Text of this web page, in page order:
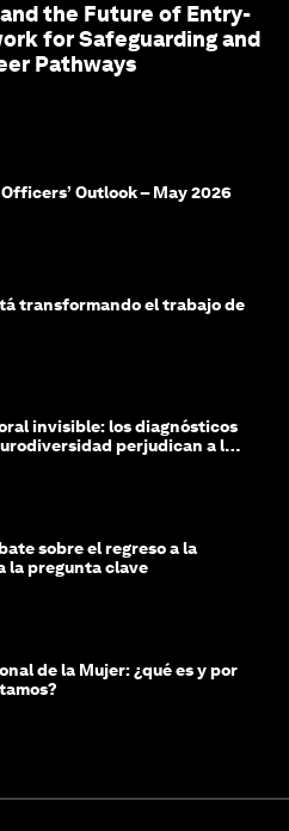
the Future of Entry-
for Safeguarding and
Pathways
Outlook – May 2026
transformando el trabajo de
invisible: los diagnósticos
perjudican a las
sobre el regreso a la
la pregunta clave
de la Mujer: ¿qué es y por